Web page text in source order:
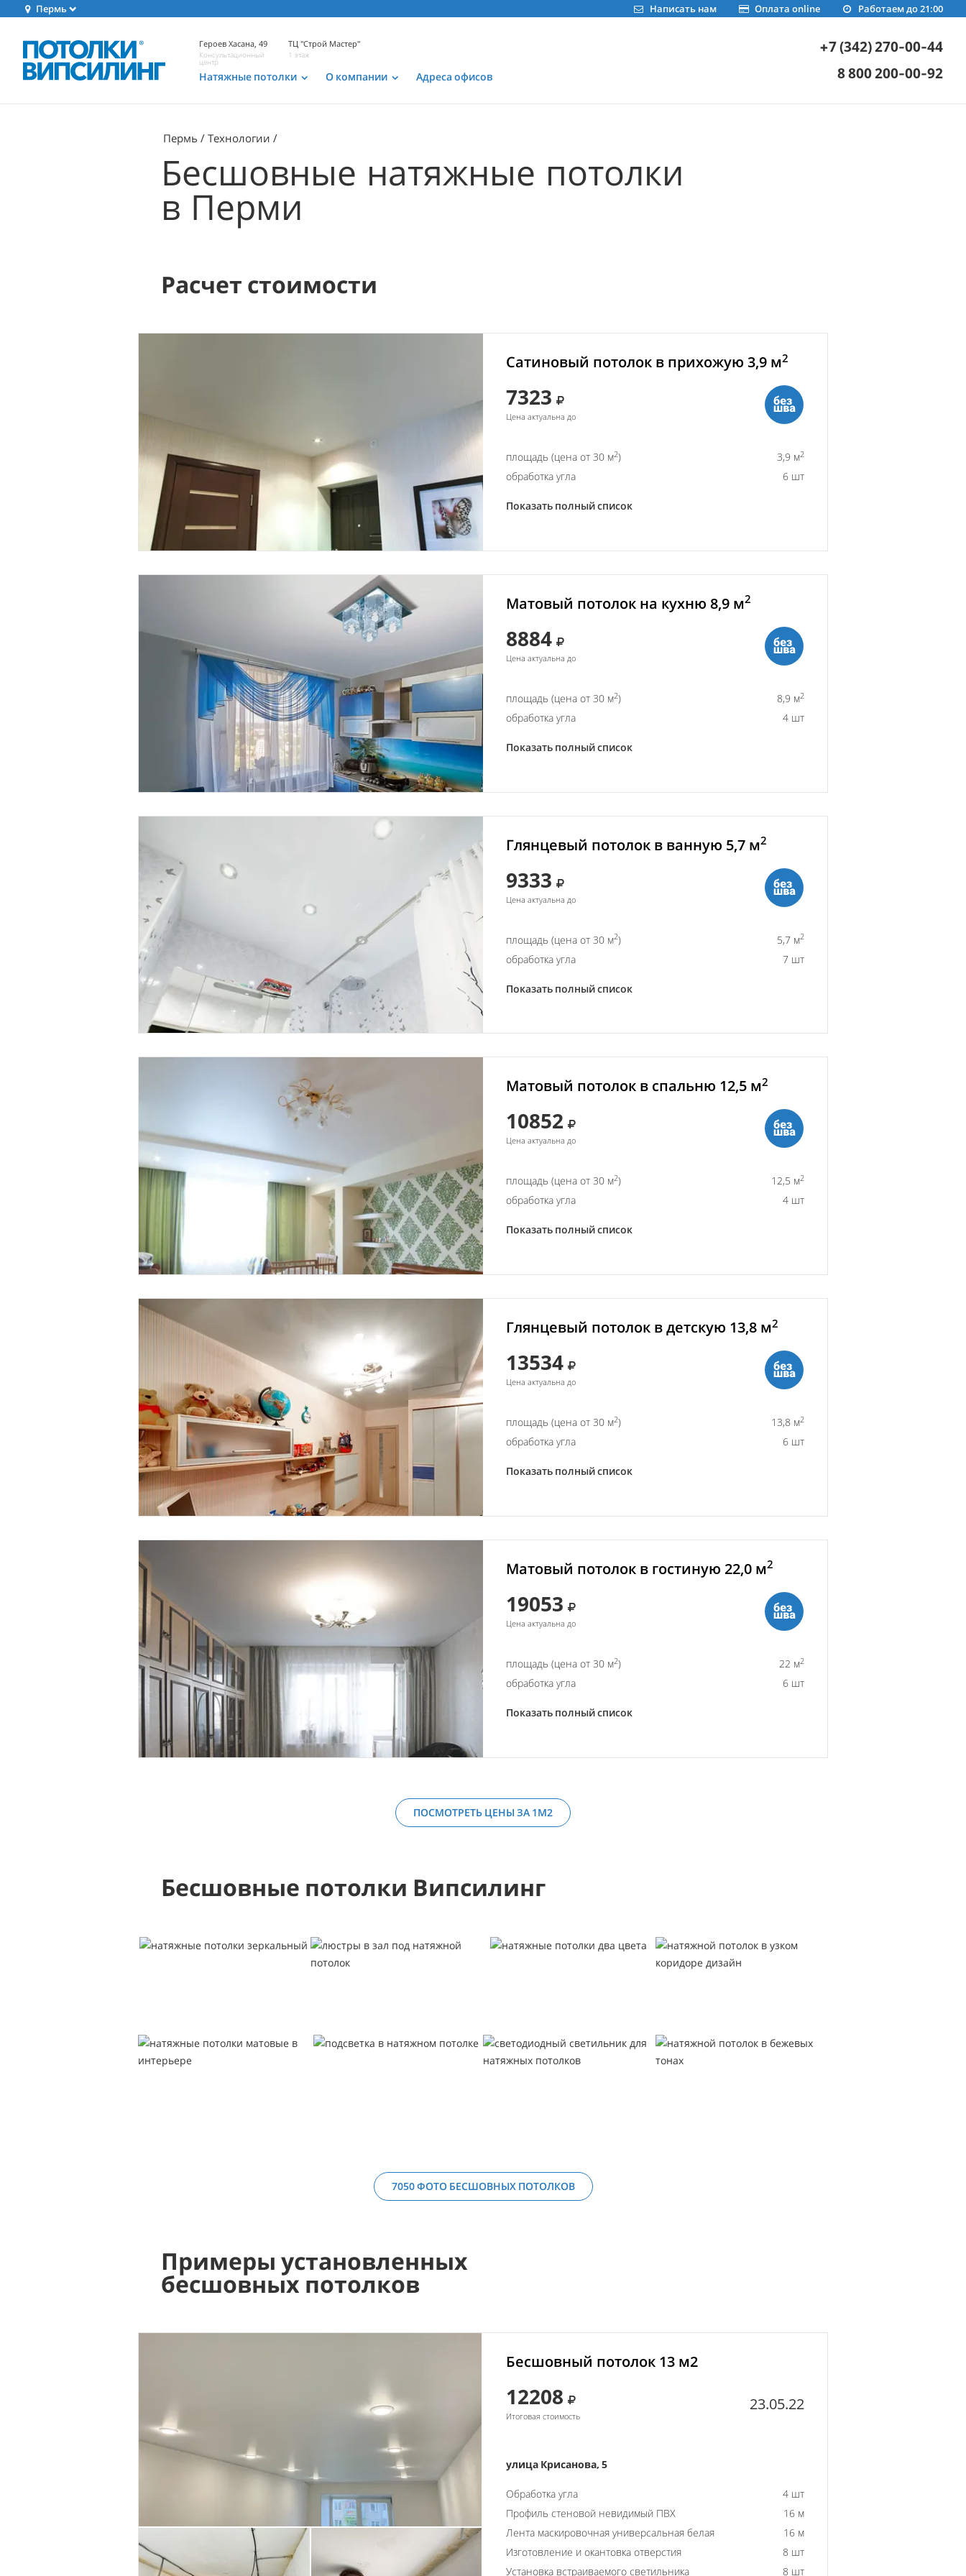
Пермь Работаем до 21:00
Оплата online
Написать нам
Героев Хасана, 49
Консультационный
центр
ТЦ "Строй Мастер"
1 этаж
Натяжные потолки О компании Адреса офисов
+7 (342) 270-00-44
8 800 200-00-92
Пермь Технологии
Бесшовные натяжные потолки
в Перми
Расчет стоимости
Сатиновый потолок в прихожую 3,9 м2
7323
Цена актуальна до
площадь (цена от 30 м2) 3,9 м2
обработка угла 6 шт
Показать полный список
Матовый потолок на кухню 8,9 м2
8884
Цена актуальна до
площадь (цена от 30 м2) 8,9 м2
обработка угла 4 шт
Показать полный список
Глянцевый потолок в ванную 5,7 м2
9333
Цена актуальна до
площадь (цена от 30 м2) 5,7 м2
обработка угла 7 шт
Показать полный список
Матовый потолок в спальню 12,5 м2
10852
Цена актуальна до
площадь (цена от 30 м2) 12,5 м2
обработка угла 4 шт
Показать полный список
Глянцевый потолок в детскую 13,8 м2
13534
Цена актуальна до
площадь (цена от 30 м2) 13,8 м2
обработка угла 6 шт
Показать полный список
Матовый потолок в гостиную 22,0 м2
19053
Цена актуальна до
площадь (цена от 30 м2) 22 м2
обработка угла 6 шт
Показать полный список
ПОСМОТРЕТЬ ЦЕНЫ ЗА 1М2
Бесшовные потолки Випсилинг
7050 ФОТО БЕСШОВНЫХ ПОТОЛКОВ
Примеры установленных
бесшовных потолков
Бесшовный потолок 13 м2
12208
Итоговая стоимость
23.05.22
улица Крисанова, 5
Обработка угла
4 шт
Профиль стеновой невидимый ПВХ
16 м
Лента маскировочная универсальная белая
16 м
Изготовление и окантовка отверстия
8 шт
Установка встраиваемого светильника
8 шт